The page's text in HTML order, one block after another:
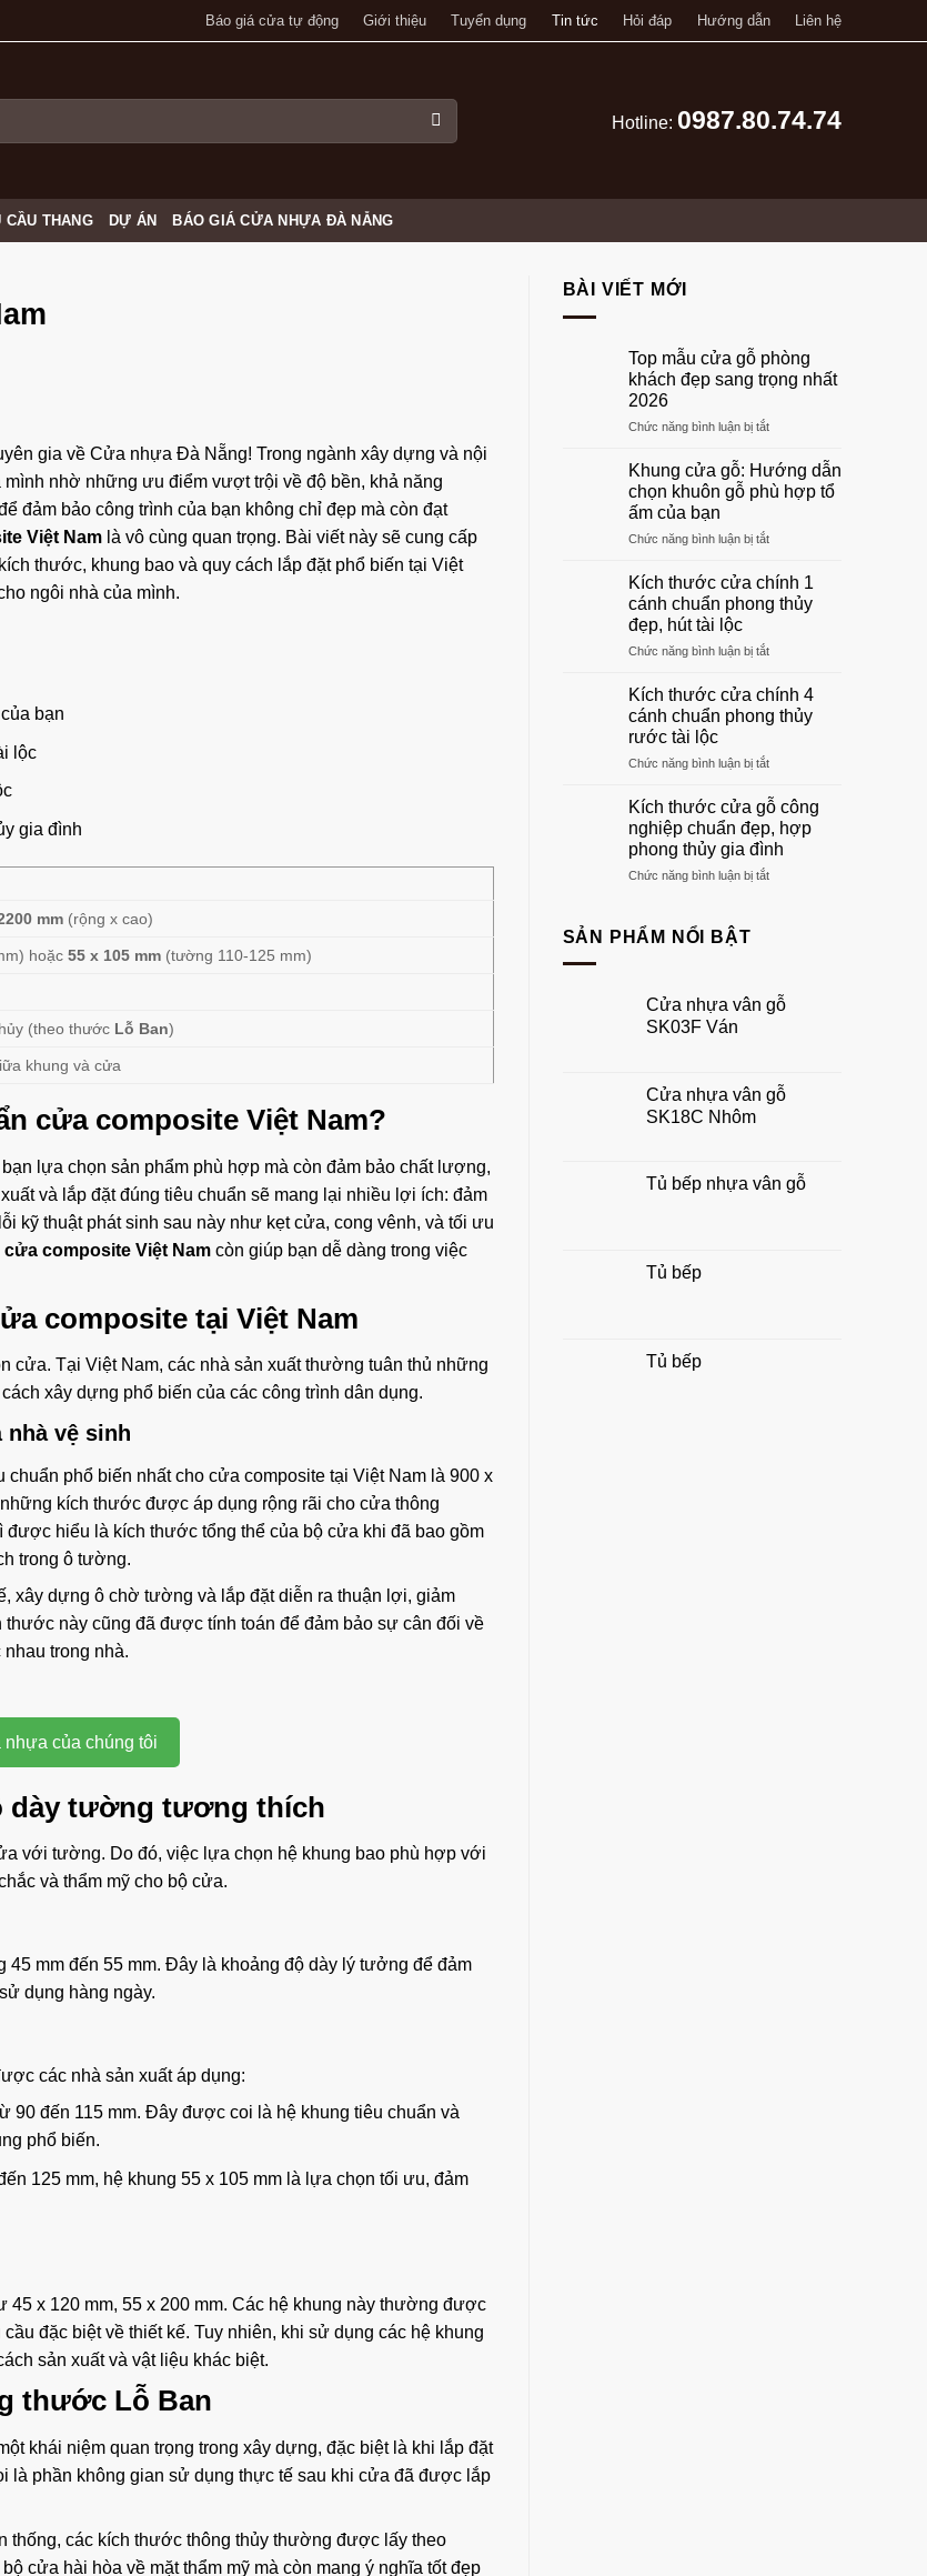
Báo giá cửa tự động Giới thiệu Tuyển dụng Tin tức Hỏi đáp Hướng dẫn Liên hệ
Hotline: 0987.80.74.74
CẦU THANG DỰ ÁN BÁO GIÁ CỬA NHỰA ĐÀ NẴNG
gia về Cửa nhựa Đà Nẵng! Trong ngành xây dựng và nội
nhờ những ưu điểm vượt trội về độ bền, khả năng
đảm bảo công trình của bạn không chỉ đẹp mà còn đạt
Việt Nam là vô cùng quan trọng. Bài viết này sẽ cung cấp
thước, khung bao và quy cách lắp đặt phổ biến tại Việt
ngôi nhà của mình.
bạn
lộc
gia đình
mm (rộng x cao)
hoặc55 x 105 mm (tường 110-125 mm)
(theo thước Lỗ Ban)
khung và cửa
cửa composite Việt Nam?
lựa chọn sản phẩm phù hợp mà còn đảm bảo chất lượng,
và lắp đặt đúng tiêu chuẩn sẽ mang lại nhiều lợi ích: đảm
kỹ thuật phát sinh sau này như kẹt cửa, cong vênh, và tối ưu
composite Việt Nam còn giúp bạn dễ dàng trong việc
composite tại Việt Nam
cửa. Tại Việt Nam, các nhà sản xuất thường tuân thủ những
xây dựng phổ biến của các công trình dân dụng.
vệ sinh
phổ biến nhất cho cửa composite tại Việt Nam là 900 x
kích thước được áp dụng rộng rãi cho cửa thông
hiểu là kích thước tổng thể của bộ cửa khi đã bao gồm
trong ô tường.
xây dựng ô chờ tường và lắp đặt diễn ra thuận lợi, giảm
này cũng đã được tính toán để đảm bảo sự cân đối về
trong nhà.
của chúng tôi
dày tường tương thích
với tường. Do đó, việc lựa chọn hệ khung bao phù hợp với
và thẩm mỹ cho bộ cửa.
mm đến 55 mm. Đây là khoảng độ dày lý tưởng để đảm
dụng hàng ngày.
các nhà sản xuất áp dụng:
90 đến 115 mm. Đây được coi là hệ khung tiêu chuẩn và
phổ biến.
125 mm, hệ khung 55 x 105 mm là lựa chọn tối ưu, đảm
x 120 mm, 55 x 200 mm. Các hệ khung này thường được
đặc biệt về thiết kế. Tuy nhiên, khi sử dụng các hệ khung
sản xuất và vật liệu khác biệt.
thước Lỗ Ban
khái niệm quan trọng trong xây dựng, đặc biệt là khi lắp đặt
là phần không gian sử dụng thực tế sau khi cửa đã được lắp
thống, các kích thước thông thủy thường được lấy theo
cửa hài hòa về mặt thẩm mỹ mà còn mang ý nghĩa tốt đẹp
BÀI VIẾT MỚI
Top mẫu cửa gỗ phòng
khách đẹp sang trọng nhất
2026
Chức năng bình luận bị tắtở
mẫu
cửa
gỗ
khách
sang
trọng
nhất
Khung cửa gỗ: Hướng dẫn
chọn khuôn gỗ phù hợp tổ
ấm của bạn
Chức năng bình luận bị tắtở
cửa
Hướng
chọn
gỗ
phù
hợp
ấm
bạn
Kích thước cửa chính 1
cánh chuẩn phong thủy
đẹp, hút tài lộc
Chức năng bình luận bị tắtở
thước
cửa
chính
cánh
phong
thủy
đẹp,
hút
tài
Kích thước cửa chính 4
cánh chuẩn phong thủy
rước tài lộc
Chức năng bình luận bị tắtở
thước
cửa
chính
4
cánh
Kích thước cửa gỗ công
nghiệp chuẩn đẹp, hợp
phong thủy gia đình
Chức năng bình luận bị tắtở
chuẩn
thủy
gia
SẢN PHẨM NỔI BẬT
Cửa nhựa vân gỗ
SK03F Ván
Cửa nhựa vân gỗ
SK18C Nhôm
Tủ bếp nhựa vân gỗ
Tủ bếp
Tủ bếp